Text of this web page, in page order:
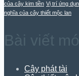
của cây kim tiền Vị trí ứng
nghĩa của cây thiết mộc lan
Bài viết
Cây phát tài